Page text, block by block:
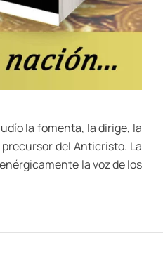
la fomenta, la dirige, la
del Anticristo. La
la voz de los